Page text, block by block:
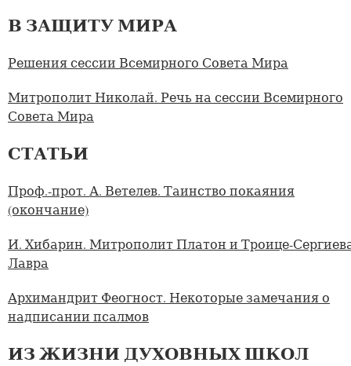
В ЗАЩИТУ МИРА
Решения сессии Всемирного Совета Мира
Митрополит Николай. Речь на сессии Всемирного
Совета Мира
СТАТЬИ
Проф.-прот. А. Ветелев. Таинство покаяния
(окончание)
И. Хибарин. Митрополит Платон и Троице-
Лавра
Архимандрит Феогност. Некоторые замечания о
надписании псалмов
ИЗ ЖИЗНИ ДУХОВНЫХ ШКОЛ